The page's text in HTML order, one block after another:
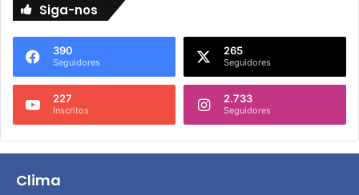
Siga-nos
390
Seguidores
265
Seguidores
227
Inscritos
2.733
Seguidores
Clima